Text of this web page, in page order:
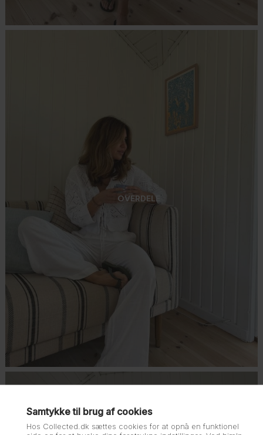
Samtykke til brug af cookies
Hos Collected.dk sættes cookies for at opnå en funktionel
OVERDELE